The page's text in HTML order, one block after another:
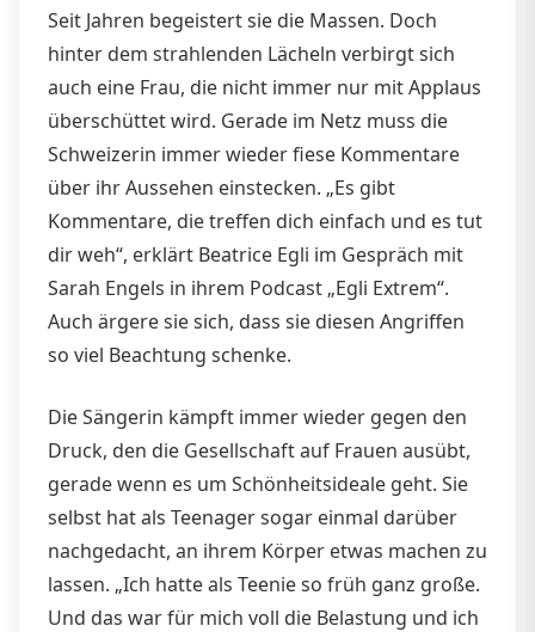
Seit Jahren begeistert sie die Massen. Doch
hinter dem strahlenden Lächeln verbirgt sich
auch eine Frau, die nicht immer nur mit Applaus
überschüttet wird. Gerade im Netz muss die
Schweizerin immer wieder fiese Kommentare
über ihr Aussehen einstecken. „Es gibt
Kommentare, die treffen dich einfach und es tut
dir weh“, erklärt Beatrice Egli im Gespräch mit
Sarah Engels in ihrem Podcast „Egli Extrem“.
Auch ärgere sie sich, dass sie diesen Angriffen
so viel Beachtung schenke.
Die Sängerin kämpft immer wieder gegen den
Druck, den die Gesellschaft auf Frauen ausübt,
gerade wenn es um Schönheitsideale geht. Sie
selbst hat als Teenager sogar einmal darüber
nachgedacht, an ihrem Körper etwas machen zu
lassen. „Ich hatte als Teenie so früh ganz große.
Und das war für mich voll die Belastung und ich